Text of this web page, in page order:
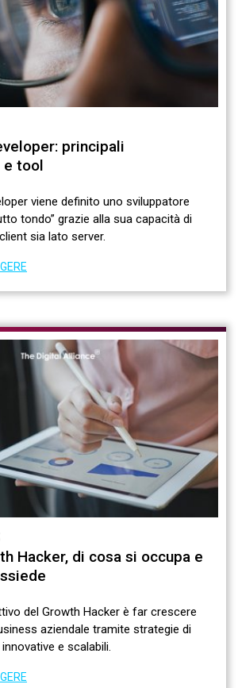
principali
e tool
viene definito uno sviluppatore
tondo” grazie alla sua capacità di
sia lato server.
Hacker, di cosa si occupa e
del Growth Hacker è far crescere
aziendale tramite strategie di
e scalabili.